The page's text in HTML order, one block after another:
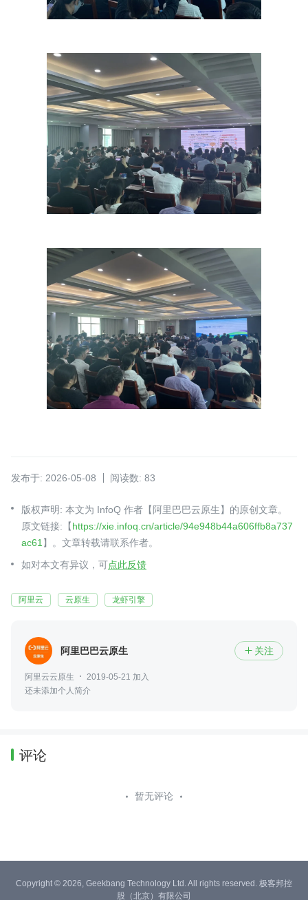
发布于: 2026-05-08 阅读数: 83
版权声明: 本文为 InfoQ 作者【阿里巴巴云原生】的原创文章。
原文链接:【https://xie.infoq.cn/article/94e948b44a606ffb8a737
ac61 】。文章转载请联系作者。
如对本文有异议，可点此反馈
阿里云 云原生 龙虾引擎
阿里巴巴云原生  关注
阿里云云原生
2019-05-21 加入
还未添加个人简介
评论
暂无评论
Copyright © 2026, Geekbang Technology Ltd. All rights reserved. 极客邦控
股（北京）有限公司